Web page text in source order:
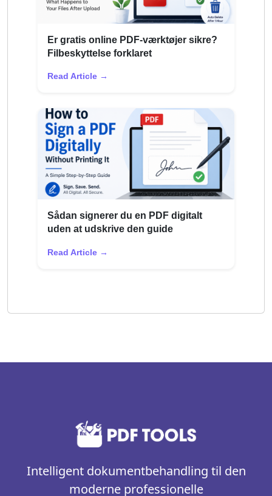
Er gratis online PDF-værktøjer sikre?
Filbeskyttelse forklaret
Read Article →
Sådan signerer du en PDF digitalt
uden at udskrive den guide
Read Article →
Intelligent dokumentbehandling til den
moderne professionelle